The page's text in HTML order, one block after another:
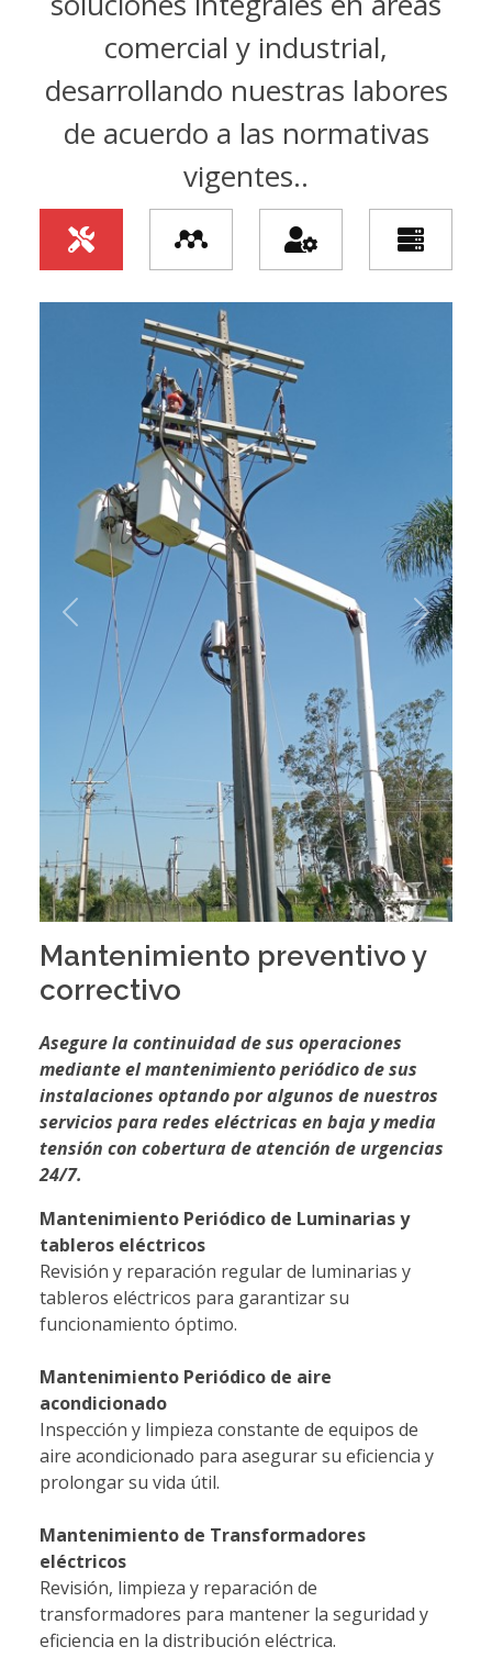
comercial y industrial,
desarrollando nuestras labores
de acuerdo a las normativas
vigentes..
Mantenimiento preventivo y
correctivo
Asegure la continuidad de sus operaciones
mediante el mantenimiento periódico de sus
instalaciones optando por algunos de nuestros
servicios para redes eléctricas en baja y media
tensión con cobertura de atención de urgencias
24/7.
Mantenimiento Periódico de Luminarias y
tableros eléctricos
Revisión y reparación regular de luminarias y
tableros eléctricos para garantizar su
funcionamiento óptimo.
Mantenimiento Periódico de aire
acondicionado
Inspección y limpieza constante de equipos de
aire acondicionado para asegurar su eficiencia y
prolongar su vida útil.
Mantenimiento de Transformadores
eléctricos
Revisión, limpieza y reparación de
transformadores para mantener la seguridad y
eficiencia en la distribución eléctrica.
Previous Next